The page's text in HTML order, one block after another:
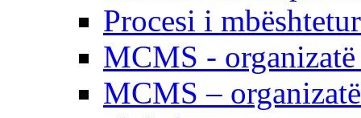
Procesi i
MCMS -
MCMS –